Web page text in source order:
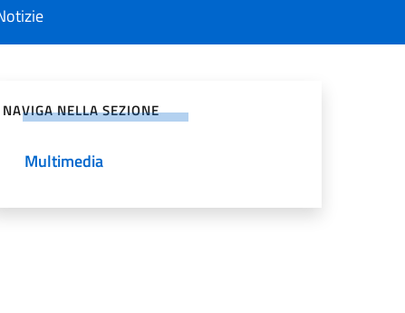
NAVIGA NELLA SEZIONE
Multimedia